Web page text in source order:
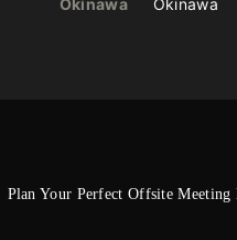
Okinawa Okinawa
Plan Your Perfect Offsite